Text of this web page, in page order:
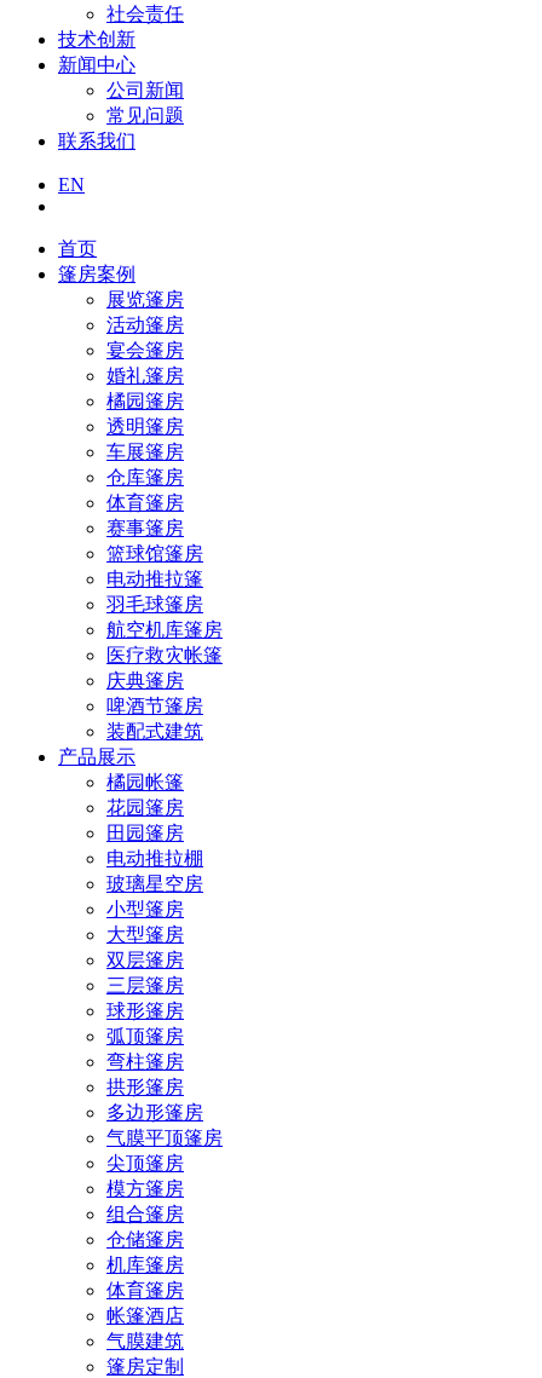
社会责任
技术创新
新闻中心
公司新闻
常见问题
联系我们
EN
首页
篷房案例
展览篷房
活动篷房
宴会篷房
婚礼篷房
橘园篷房
透明篷房
车展篷房
仓库篷房
体育篷房
赛事篷房
篮球馆篷房
电动推拉篷
羽毛球篷房
航空机库篷房
医疗救灾帐篷
庆典篷房
啤酒节篷房
装配式建筑
产品展示
橘园帐篷
花园篷房
田园篷房
电动推拉棚
玻璃星空房
小型篷房
大型篷房
双层篷房
三层篷房
球形篷房
弧顶篷房
弯柱篷房
拱形篷房
多边形篷房
气膜平顶篷房
尖顶篷房
模方篷房
组合篷房
仓储篷房
机库篷房
体育篷房
帐篷酒店
气膜建筑
篷房定制